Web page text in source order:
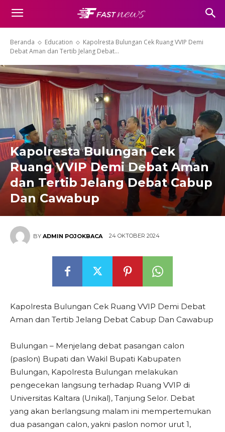
Beranda Education
Kapolresta Bulungan Cek Ruang VVIP Demi
Debat Aman dan Tertib Jelang Debat...
Kapolresta Bulungan Cek
Ruang VVIP Demi Debat Aman
dan Tertib Jelang Debat Cabup
Dan Cawabup
BY ADMIN POJOKBACA 24 OKTOBER 2024
Kapolresta Bulungan Cek Ruang VVIP Demi Debat
Aman dan Tertib Jelang Debat Cabup Dan Cawabup
Bulungan – Menjelang debat pasangan calon
(paslon) Bupati dan Wakil Bupati Kabupaten
Bulungan, Kapolresta Bulungan melakukan
pengecekan langsung terhadap Ruang VVIP di
Universitas Kaltara (Unikal), Tanjung Selor. Debat
yang akan berlangsung malam ini mempertemukan
dua pasangan calon, yakni paslon nomor urut 1,